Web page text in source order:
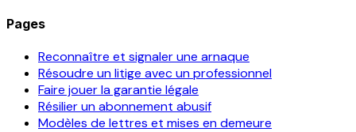
Pages
Reconnaître et signaler une arnaque
Résoudre un litige avec un professionnel
Faire jouer la garantie légale
Résilier un abonnement abusif
Modèles de lettres et mises en demeure